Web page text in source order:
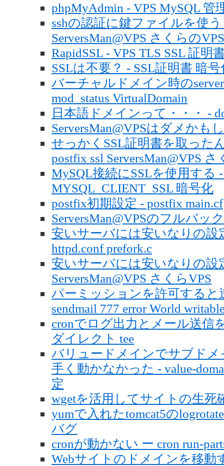
phpMyAdmin - VPS MySQL 管
sshの認証に鍵ファイルを使う
ServersMan@VPS さくらのVPS
RapidSSL - VPS TLS SSL 証明
SSLは不要？ - SSL証明書 暗号
バーチャルドメイン時の
mod_status VirtualDomain
日本語ドメインって・・・ -
ServersMan@VPSはダメかも
せっかくSSL証明書を取った
postfix ssl ServersMan@VPS
MySQL接続にSSLを使用する -
MYSQL_CLIENT_SSL 暗号化
postfix初期設定 - postfix main.cf
ServersMan@VPSのフルバッ
安いサーバには安いなりの
httpd.conf prefork.c
安いサーバには安いなりの
ServersMan@VPS さくらVPS
パーミッションを許可すると
sendmail 777 error World
cronでログ出力とメール送信
ダイレクト tee
バリュードメインでサブド
手く動かなかった - value-
定
wgetを活用してサイトの生死
yumで入れたtomcat5の
バグ
cronが動かない ー cron run-
Webサイトのドメインを移動